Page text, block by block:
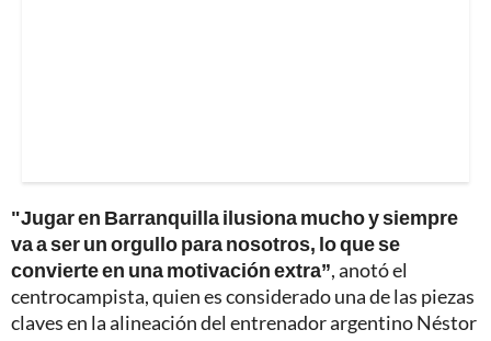
"Jugar en Barranquilla ilusiona mucho y siempre
va a ser un orgullo para nosotros, lo que se
convierte en una motivación extra”, anotó el
centrocampista, quien es considerado una de las piezas
claves en la alineación del entrenador argentino Néstor